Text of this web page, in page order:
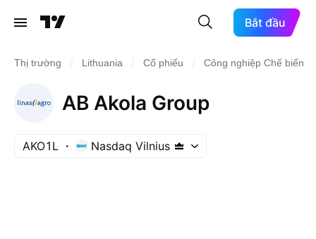
Bắt đầu
Thị trường Lithuania Cổ phiếu Công nghiệp Chế biến
AB Akola Group
AKO1L Nasdaq Vilnius